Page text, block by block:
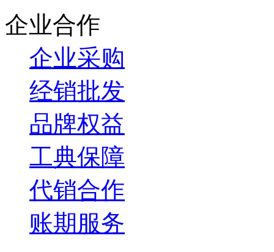
企业合作
企业采购
经销批发
品牌权益
工典保障
代销合作
账期服务